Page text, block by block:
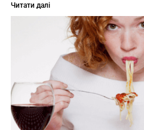
Читати далі